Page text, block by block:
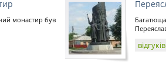
монастир був
Багатюща